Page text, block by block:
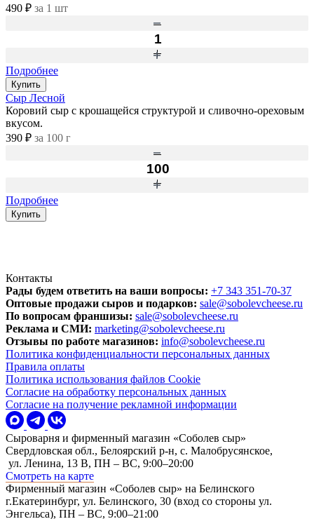
490 ₽ за 1 шт
Подробнее
Купить
Сыр Лесной
Коровий сыр с крошащейся структурой и сливочно-ореховым
вкусом.
390 ₽ за 100 г
Подробнее
Купить
Контакты
Рады будем ответить на ваши вопросы: +7 343 351-70-37
Оптовые продажи сыров и подарков: sale@sobolevcheese.ru
По вопросам франшизы: sale@sobolevcheese.ru
Реклама и СМИ: marketing@sobolevcheese.ru
Отзывы по работе магазинов: info@sobolevcheese.ru
Политика конфиденциальности персональных данных
Правила оплаты
Политика использования файлов Cookie
Согласие на обработку персональных данных
Согласие на получение рекламной информации
Сыроварня и фирменный магазин «Соболев сыр»
Свердловская обл., Белоярский р-н, с. Малобрусянское,
ул. Ленина, 13 В, ПН – ВС, 9:00–20:00
Смотреть на карте
Фирменный магазин «Соболев сыр» на Белинского
г.Екатеринбург, ул. Белинского, 30 (вход со стороны ул.
Энгельса), ПН – ВС, 9:00–21:00